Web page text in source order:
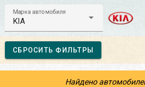
Марка автомобиля
KIA
СБРОСИТЬ ФИЛЬТРЫ
Найдено